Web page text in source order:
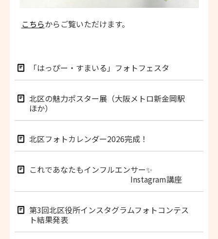
こちらからご覧いただけます。
「はっぴー・すまいる」フォトフェスタ
北区の魅力ポスター展（大阪メトロ新金岡駅
ほか）
北区フォトカレンダー2026完成！
これであなたもインフルエンサー✨
Instagram講座
第3回北区役所インスタグラムフォトコンテス
ト結果発表